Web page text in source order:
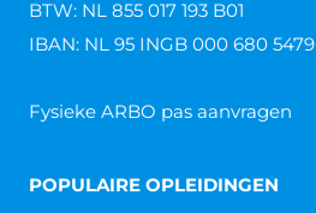
BTW: NL 855 017 193 B01
IBAN: NL 95 INGB 000 680 5479
Fysieke ARBO pas aanvragen
POPULAIRE OPLEIDINGEN